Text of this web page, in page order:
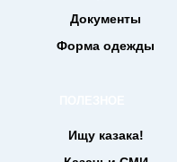
Документы
Форма одежды
Ищу казака!